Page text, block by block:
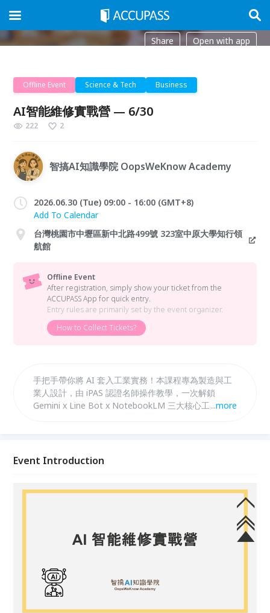
Share Open with app
Offline Event Science & Tech Business
AI智能維修實戰營 — 6/30
222 2
智搞AI知識學院 OopsWeKnow Academy
2026.06.30 (Tue) 09:00 - 16:00 (GMT+8)
Add To Calendar
台灣桃園市中壢區新中北路499號 323室中原大學知行領
航館
Offline Event
After registration, simply show your ticket from the
ACCUPASS App for quick entry.
Entry rules are primarily set by the event organizer.
How to Collect Tickets?
手把手帶你將 AI 套入工業實務！本課程專為製造與工
業人設計，由 iPAS 認證名師操作教學，一次解鎖
Gemini x Line Bot x NotebookLM 三大核心工具。從
...more
Event Introduction